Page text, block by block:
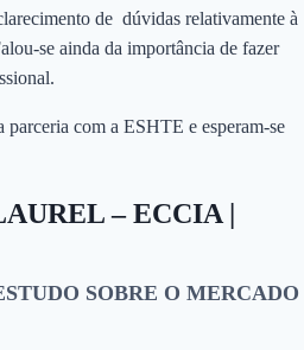
de dúvidas relativamente à
se ainda da importância de fazer
com a ESHTE e esperam-se
– ECCIA |
SOBRE O MERCADO